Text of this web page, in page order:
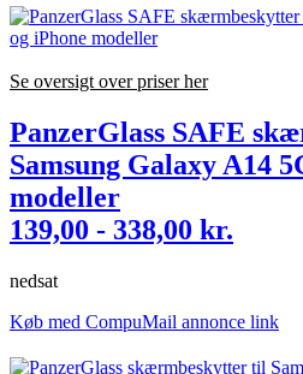
Se oversigt over priser her
PanzerGlass SAFE
Samsung Galaxy A14
modeller
139,00 - 338,00 kr.
nedsat
Køb med CompuMail annonce link